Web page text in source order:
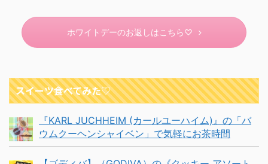
ホワイトデーのお返しはこちら♡
スイーツ食べてみた♡
『KARL JUCHHEIM (カールユーハイム)』の「バ
ウムクーヘンシャイベン」で気軽にお茶時間